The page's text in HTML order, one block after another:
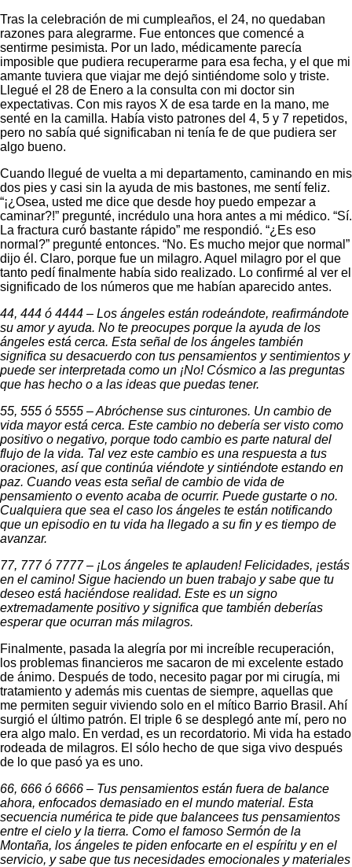
Tras la celebración de mi cumpleaños, el 24, no quedaban
razones para alegrarme. Fue entonces que comencé a
sentirme pesimista. Por un lado, médicamente parecía
imposible que pudiera recuperarme para esa fecha, y el que mi
amante tuviera que viajar me dejó sintiéndome solo y triste.
Llegué el 28 de Enero a la consulta con mi doctor sin
expectativas. Con mis rayos X de esa tarde en la mano, me
senté en la camilla. Había visto patrones del 4, 5 y 7 repetidos,
pero no sabía qué significaban ni tenía fe de que pudiera ser
algo bueno.
Cuando llegué de vuelta a mi departamento, caminando en mis
dos pies y casi sin la ayuda de mis bastones, me sentí feliz.
“¡¿Osea, usted me dice que desde hoy puedo empezar a
caminar?!” pregunté, incrédulo una hora antes a mi médico. “Sí.
La fractura curó bastante rápido” me respondió. “¿Es eso
normal?” pregunté entonces. “No. Es mucho mejor que normal”
dijo él. Claro, porque fue un milagro. Aquel milagro por el que
tanto pedí finalmente había sido realizado. Lo confirmé al ver el
significado de los números que me habían aparecido antes.
44, 444 ó 4444 – Los ángeles están rodeándote, reafirmándote
su amor y ayuda. No te preocupes porque la ayuda de los
ángeles está cerca. Esta señal de los ángeles también
significa su desacuerdo con tus pensamientos y sentimientos y
puede ser interpretada como un ¡No! Cósmico a las preguntas
que has hecho o a las ideas que puedas tener.
55, 555 ó 5555 – Abróchense sus cinturones. Un cambio de
vida mayor está cerca. Este cambio no debería ser visto como
positivo o negativo, porque todo cambio es parte natural del
flujo de la vida. Tal vez este cambio es una respuesta a tus
oraciones, así que continúa viéndote y sintiéndote estando en
paz. Cuando veas esta señal de cambio de vida de
pensamiento o evento acaba de ocurrir. Puede gustarte o no.
Cualquiera que sea el caso los ángeles te están notificando
que un episodio en tu vida ha llegado a su fin y es tiempo de
avanzar.
77, 777 ó 7777 – ¡Los ángeles te aplauden! Felicidades, ¡estás
en el camino! Sigue haciendo un buen trabajo y sabe que tu
deseo está haciéndose realidad. Este es un signo
extremadamente positivo y significa que también deberías
esperar que ocurran más milagros.
Finalmente, pasada la alegría por mi increíble recuperación,
los problemas financieros me sacaron de mi excelente estado
de ánimo. Después de todo, necesito pagar por mi cirugía, mi
tratamiento y además mis cuentas de siempre, aquellas que
me permiten seguir viviendo solo en el mítico Barrio Brasil. Ahí
surgió el último patrón. El triple 6 se desplegó ante mí, pero no
era algo malo. En verdad, es un recordatorio. Mi vida ha estado
rodeada de milagros. El sólo hecho de que siga vivo después
de lo que pasó ya es uno.
66, 666 ó 6666 – Tus pensamientos están fuera de balance
ahora, enfocados demasiado en el mundo material. Esta
secuencia numérica te pide que balancees tus pensamientos
entre el cielo y la tierra. Como el famoso Sermón de la
Montaña, los ángeles te piden enfocarte en el espíritu y en el
servicio, y sabe que tus necesidades emocionales y materiales